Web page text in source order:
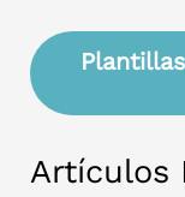
Artículos